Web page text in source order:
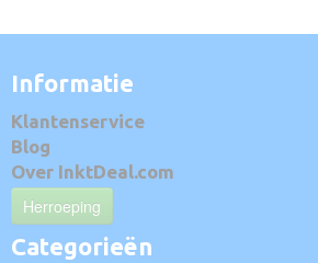
Informatie
Klantenservice
Blog
Over InktDeal.com
Herroeping
Categorieën